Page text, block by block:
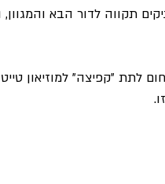
תקווה לדור הבא
לתת "קפיצה" למוזיאון